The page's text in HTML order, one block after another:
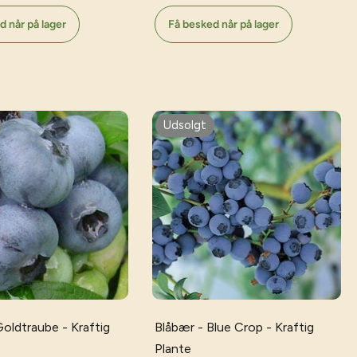
når på lager Få besked når på lager
- Kraftig
Udsolgt
Blåbær - Blue Crop - Kraftig
Plante